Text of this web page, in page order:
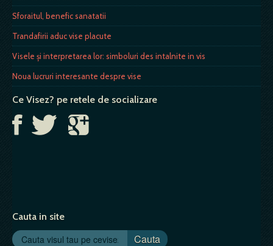
Sforaitul, benefic sanatatii
Trandafirii aduc vise placute
Visele și interpretarea lor: simboluri des intalnite in vis
Noua lucruri interesante despre vise
Ce Visez? pe retele de socializare
Cauta in site
Cauta